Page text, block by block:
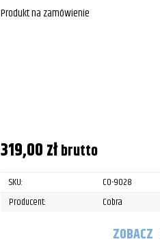
Produkt na zamówienie
319,00złbrutto
SKU:
CO-9028
Producent:
Cobra
ZOBACZ